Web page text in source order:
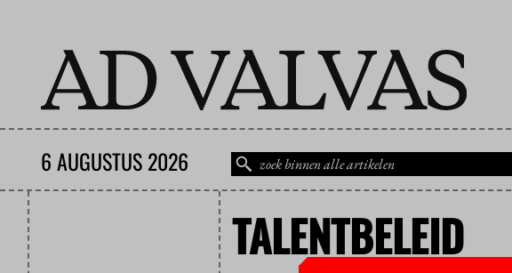
6 AUGUSTUS 2026
TALENTBELEID